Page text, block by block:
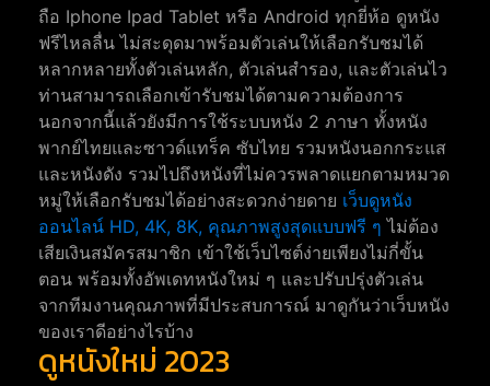
ถือ Iphone Ipad Tablet หรือ Android ทุกยี่ห้อ ดูหนัง
ฟรีไหลลื่น ไม่สะดุดมาพร้อมตัวเล่นให้เลือกรับชมได้
หลากหลายทั้งตัวเล่นหลัก, ตัวเล่นสำรอง, และตัวเล่นไว
ท่านสามารถเลือกเข้ารับชมได้ตามความต้องการ
นอกจากนี้แล้วยังมีการใช้ระบบหนัง 2 ภาษา ทั้งหนัง
พากย์ไทยและซาวด์แทร็ค ซับไทย รวมหนังนอกกระแส
และหนังดัง รวมไปถึงหนังที่ไม่ควรพลาดแยกตามหมวด
หมู่ให้เลือกรับชมได้อย่างสะดวกง่ายดาย เว็บดูหนัง
ออนไลน์ HD, 4K, 8K, คุณภาพสูงสุดแบบฟรี ๆ ไม่ต้อง
เสียเงินสมัครสมาชิก เข้าใช้เว็บไซต์ง่ายเพียงไม่กี่ขั้น
ตอน พร้อมทั้งอัพเดทหนังใหม่ ๆ และปรับปรุ่งตัวเล่น
จากทีมงานคุณภาพที่มีประสบการณ์ มาดูกันว่าเว็บหนัง
ของเราดีอย่างไรบ้าง
ดูหนังใหม่ 2023